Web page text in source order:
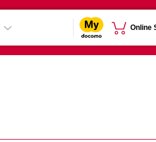
Online